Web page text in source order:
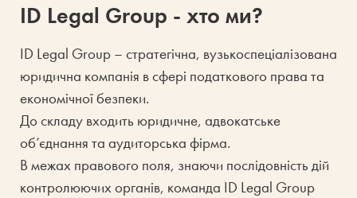
ID Legal Group - хто ми?
ID Legal Group – стратегічна, вузькоспеціалізована
юридична компанія в сфері податкового права та
економічної безпеки.
До складу входить юридичне, адвокатське
об’єднання та аудиторська фірма.
В межах правового поля, знаючи послідовність дій
контролюючих органів, команда ID Legal Group